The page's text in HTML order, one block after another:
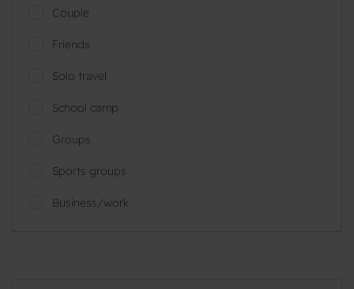
Couple
Friends
Solo travel
School camp
Groups
Sports groups
Business/work